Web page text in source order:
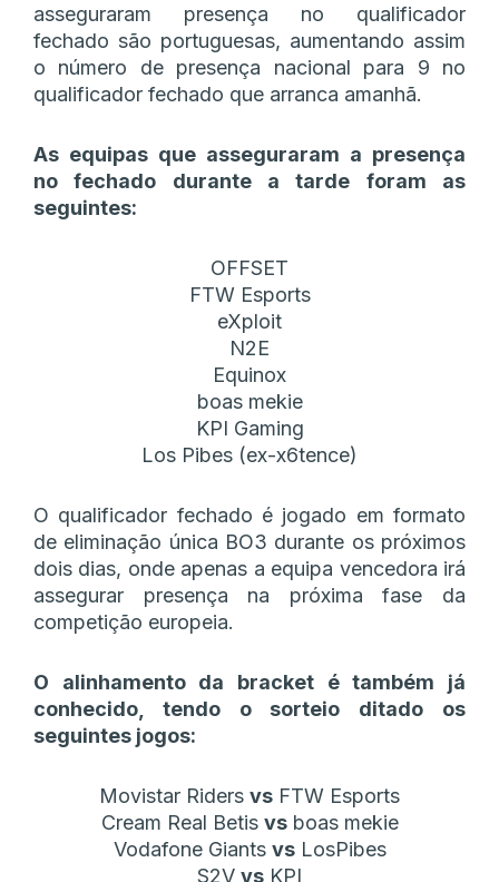
asseguraram presença no qualificador
fechado são portuguesas, aumentando assim
o número de presença nacional para 9 no
qualificador fechado que arranca amanhã.
As equipas que asseguraram a presença
no fechado durante a tarde foram as
seguintes:
OFFSET
FTW Esports
eXploit
N2E
Equinox
boas mekie
KPI Gaming
Los Pibes (ex-x6tence)
O qualificador fechado é jogado em formato
de eliminação única BO3 durante os próximos
dois dias, onde apenas a equipa vencedora irá
assegurar presença na próxima fase da
competição europeia.
O alinhamento da bracket é também já
conhecido, tendo o sorteio ditado os
seguintes jogos:
Movistar Riders vs FTW Esports
Cream Real Betis vsboas mekie
Vodafone Giants vsLosPibes
S2V vs KPI